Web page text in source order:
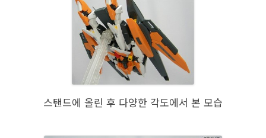
스탠드에 올린 후 다양한 각도에서 본 모습